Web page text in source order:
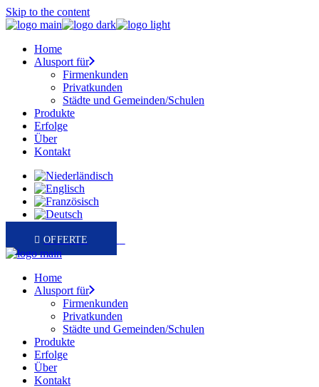
Skip to the content
Home
Alusport für
Firmenkunden
Privatkunden
Städte und Gemeinden/Schulen
Produkte
Erfolge
Über
Kontakt
Home
Alusport für
Firmenkunden
Privatkunden
Städte und Gemeinden/Schulen
Produkte
Erfolge
Über
Kontakt